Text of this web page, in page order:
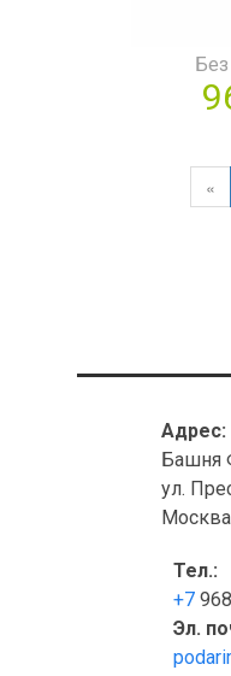
«
Адрес:
Башня
ул.
Москва
Тел.:
+7
Эл.